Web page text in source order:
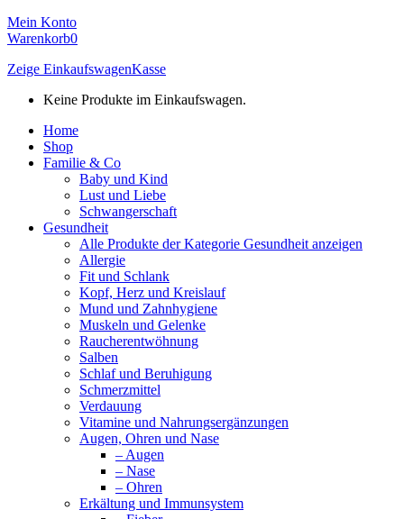
Mein Konto
Warenkorb0
Zeige EinkaufswagenKasse
Keine Produkte im Einkaufswagen.
Home
Shop
Familie & Co
Baby und Kind
Lust und Liebe
Schwangerschaft
Gesundheit
Alle Produkte der Kategorie Gesundheit anzeigen
Allergie
Fit und Schlank
Kopf, Herz und Kreislauf
Mund und Zahnhygiene
Muskeln und Gelenke
Raucherentwöhnung
Salben
Schlaf und Beruhigung
Schmerzmittel
Verdauung
Vitamine und Nahrungsergänzungen
Augen, Ohren und Nase
– Augen
– Nase
– Ohren
Erkältung und Immunsystem